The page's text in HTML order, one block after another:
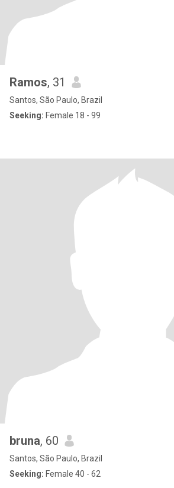
Ramos, 31
Santos, São Paulo, Brazil
Seeking: Female 18 - 99
bruna, 60
Santos, São Paulo, Brazil
Seeking: Female 40 - 62